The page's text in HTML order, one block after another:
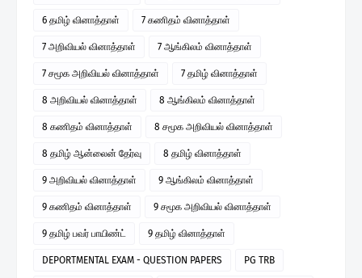
6 தமிழ் வினாத்தாள் 7 கணிதம் வினாத்தாள்
7 அறிவியல் வினாத்தாள் 7 ஆங்கிலம் வினாத்தாள்
7 சமூக அறிவியல் வினாத்தாள் 7 தமிழ் வினாத்தாள்
8 அறிவியல் வினாத்தாள் 8 ஆங்கிலம் வினாத்தாள்
8 கணிதம் வினாத்தாள் 8 சமூக அறிவியல் வினாத்தாள்
8 தமிழ் ஆன்லைன் தேர்வு 8 தமிழ் வினாத்தாள்
9 அறிவியல் வினாத்தாள் 9 ஆங்கிலம் வினாத்தாள்
9 கணிதம் வினாத்தாள் 9 சமூக அறிவியல் வினாத்தாள்
9 தமிழ் பவர் பாயிண்ட் 9 தமிழ் வினாத்தாள்
DEPORTMENTAL EXAM - QUESTION PAPERS PG TRB